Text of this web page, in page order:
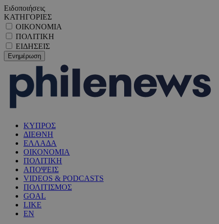
Ειδοποιήσεις
ΚΑΤΗΓΟΡΙΕΣ
ΟΙΚΟΝΟΜΙΑ
ΠΟΛΙΤΙΚΗ
ΕΙΔΗΣΕΙΣ
ΚΥΠΡΟΣ
ΔΙΕΘΝΗ
ΕΛΛΑΔΑ
ΟΙΚΟΝΟΜΙΑ
ΠΟΛΙΤΙΚΗ
ΑΠΟΨΕΙΣ
VIDEOS & PODCASTS
ΠΟΛΙΤΙΣΜΟΣ
GOAL
LIKE
EN